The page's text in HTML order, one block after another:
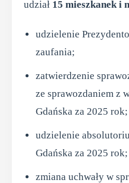
udział 15 mieszkanek i
udzielenie
zaufania;
zatwierdzenie
ze sprawozdaniem z
Gdańska za 2025 rok;
udzielenie
Gdańska za 2025 rok;
zmiana uchwały w